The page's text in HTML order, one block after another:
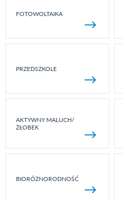
FOTOWOLTAIKA
PRZEDSZKOLE
AKTYWNY MALUCH/
ŻŁOBEK
BIORÓŻNORODNOŚĆ